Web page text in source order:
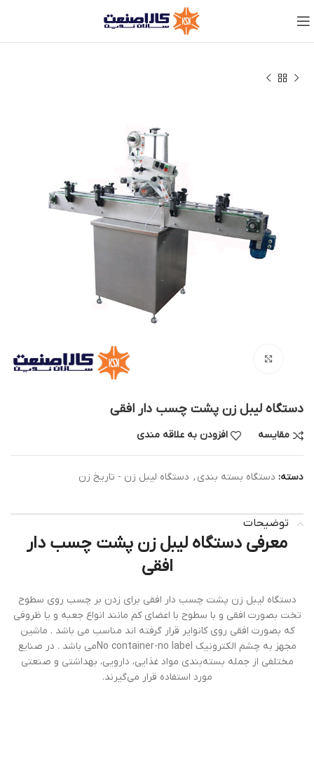
دستگاه لیبل زن پشت چسب دار افقی
مقایسه افزودن به علاقه مندی
دسته: دستگاه بسته بندی , دستگاه لیبل زن - تاریخ زن
توضیحات
معرفی دستگاه لیبل زن پشت چسب دار
افقی
دستگاه لیبل زن پشت چسب دار افقی برای زدن بر چسب روی سطوح
تخت بصورت افقی و با سطوح با اعضای کم مانند انواع جعبه و یا ظروفی
که بصورت افقی روی کانواير قرار گرفته اند مناسب می باشد . ماشین
مجهز به چشم الکترونيک No container-no labelمی باشد . در صنایع
مختلفی از جمله بسته‌بندی مواد غذایی، دارویی، بهداشتی و صنعتی
مورد استفاده قرار می‌گیرند.